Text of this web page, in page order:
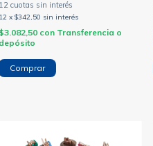
12 x$342,50 sin interés
$3.082,50 con Transferencia o
depósito
Comprar